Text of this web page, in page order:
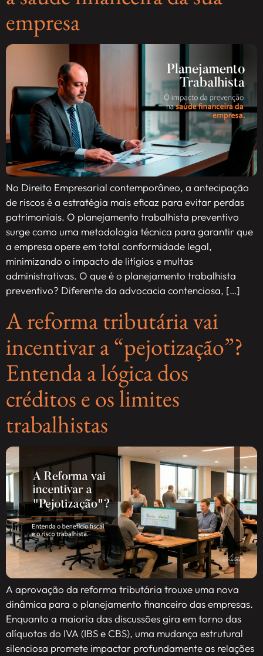
empresa
No Direito Empresarial contemporâneo, a antecipação
de riscos é a estratégia mais eficaz para evitar perdas
patrimoniais. O planejamento trabalhista preventivo
surge como uma metodologia técnica para garantir que
a empresa opere em total conformidade legal,
minimizando o impacto de litígios e multas
administrativas. O que é o planejamento trabalhista
preventivo? Diferente da advocacia contenciosa, […]
A reforma tributária vai
incentivar a “pejotização”?
Entenda a lógica dos
créditos e os limites
trabalhistas
A aprovação da reforma tributária trouxe uma nova
dinâmica para o planejamento financeiro das empresas.
Enquanto a maioria das discussões gira em torno das
alíquotas do IVA (IBS e CBS), uma mudança estrutural
silenciosa promete impactar profundamente as relações